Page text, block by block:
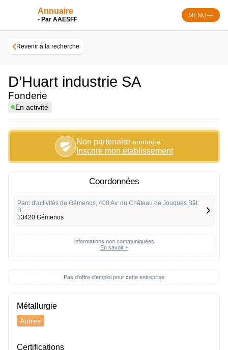
Annuaire
- Par AAESFF
MENU
Revenir à la recherche
D’Huart industrie SA
Fonderie
En activité
Non partenaire annuaire
Inscrire mon établissement
Pas d'offre d'emploi pour cette entreprise
Coordonnées
Parc d'activités de Gémenos, 400 Av. du Château de Jouques Bât
B
13420 Gémenos
informations non communiquées
En savoir +
Métallurgie
Autres
Certifications